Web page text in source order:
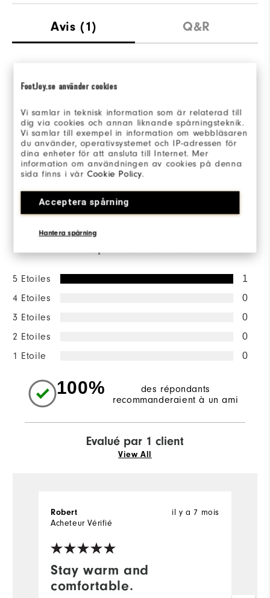
FootJoy.se använder cookies
Vi samlar in teknisk information som är relaterad till
dig via cookies och annan liknande spårningsteknik.
Vi samlar till exempel in information om webbläsaren
du använder, operativsystemet och IP-adressen för
dina enheter för att ansluta till Internet. Mer
information om användningen av cookies på denna
sida finns i vårCookie Policy.
Acceptera spårning
Hantera spårning
Avis (1) Q&R
Overall Rating
5.0/5
Based on 1 Review(s)
RÉDIGER UN AVIS
5 Etoiles 1
4 Etoiles 0
3 Etoiles 0
2 Etoiles 0
1 Etoile 0
100%
des répondants
recommanderaient à un ami
Evalué par 1 client
View All
Stay warm and
comfortable.
il y a 7 mois
Robert
Acheteur Vérifié